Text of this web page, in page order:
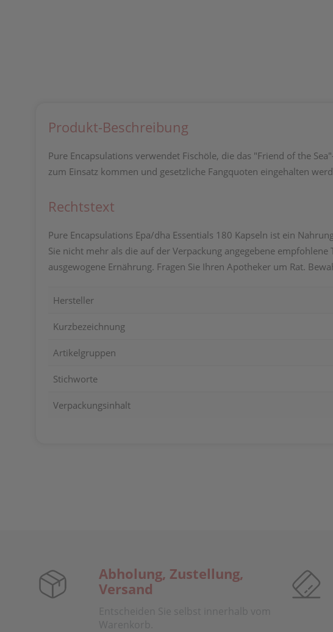
Produkt-Beschreibung
Pure Encapsulations verwendet Fischöle, die das "Friend of the
zum Einsatz kommen und gesetzliche Fangquoten eingehalten
Rechtstext
Pure Encapsulations Epa/dha Essentials 180 Kapseln ist ein
Sie nicht mehr als die auf der Verpackung angegebene
ausgewogene Ernährung. Fragen Sie Ihren Apotheker um Rat.
Hersteller
Kurzbezeichnung
Artikelgruppen
Stichworte
Verpackungsinhalt
Abholung, Zustellung,
Versand
Entscheiden Sie selbst innerhalb vom
Warenkorb.